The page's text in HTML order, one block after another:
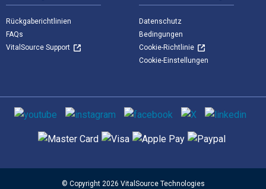
Rückgaberichtlinien
FAQs
VitalSource Support
Datenschutz
Bedingungen
Cookie-Richtlinie
Cookie-Einstellungen
Sozialen Medien
Unterstützte Zahlungsmethoden
© Copyright 2026 VitalSource Technologies